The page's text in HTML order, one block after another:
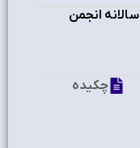
انجمن
چکیده